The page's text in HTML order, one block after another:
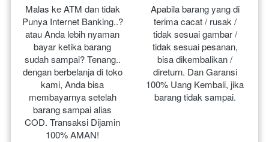
Malas ke ATM dan tidak
Punya Internet Banking..?
atau Anda lebih nyaman
bayar ketika barang
sudah sampai? Tenang..
dengan berbelanja di toko
kami, Anda bisa
membayarnya setelah
barang sampai alias
COD. Transaksi Dijamin
100% AMAN!
Apabila barang yang di
terima cacat / rusak /
tidak sesuai gambar /
tidak sesuai pesanan,
bisa dikembalikan /
direturn. Dan Garansi
100% Uang Kembali, jika
barang tidak sampai.